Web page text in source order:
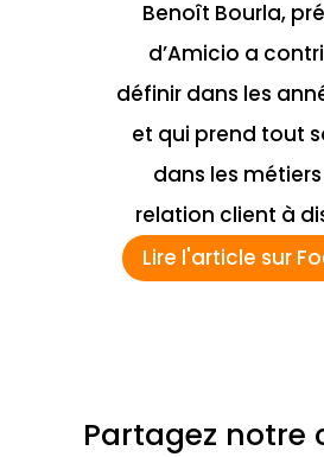
Benoît Bourla,
d’Amicio a
définir dans les
et qui prend tout
dans les
relation client à
Lire l'article sur
Partagez notre